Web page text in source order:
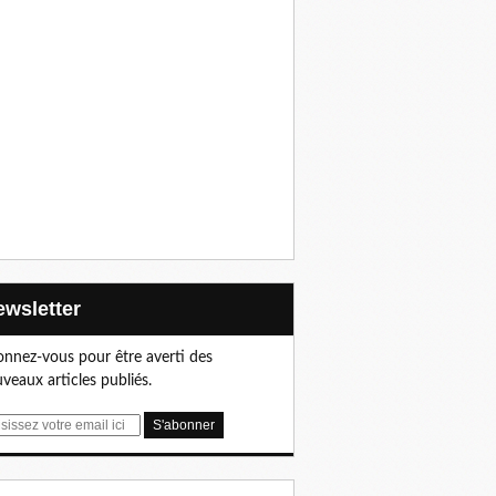
vous pour être averti des
articles publiés.